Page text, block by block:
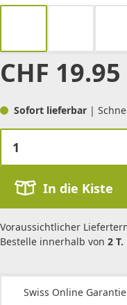
CHF 19.95
Sofort lieferbar |
In die Kiste
Voraussichtlicher
Bestelle innerhalb von 2
Swiss Online Garantie